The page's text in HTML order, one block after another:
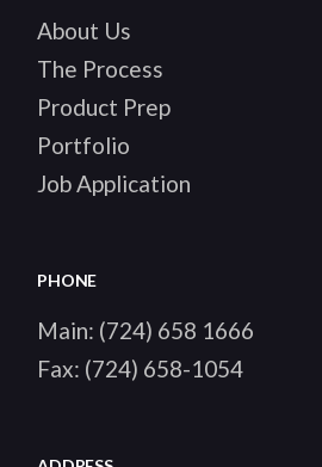
About Us
The Process
Product Prep
Portfolio
Job Application
PHONE
Main: (724) 658 1666
Fax: (724) 658-1054